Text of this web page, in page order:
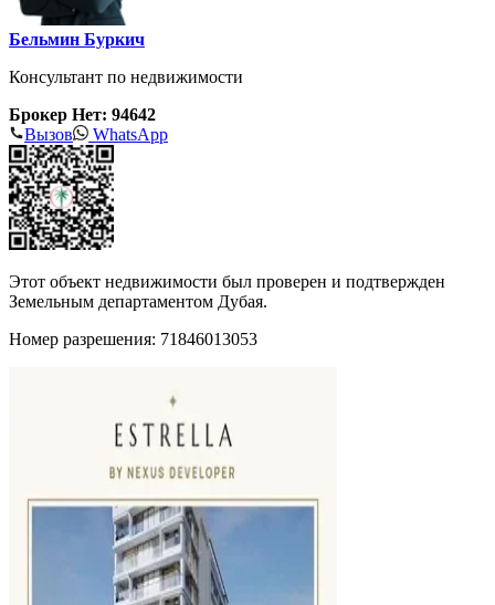
Бельмин Буркич
Консультант по недвижимости
Брокер Нет: 94642
Вызов
WhatsApp
Этот объект недвижимости был проверен и подтвержден
Земельным департаментом Дубая.
Номер разрешения: 71846013053